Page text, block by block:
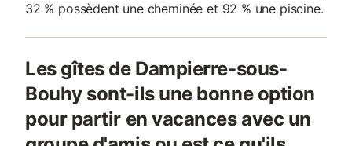
32 % possèdent une cheminée et 92 % une piscine.
Les gîtes de Dampierre-sous-
Bouhy sont-ils une bonne option
pour partir en vacances avec un